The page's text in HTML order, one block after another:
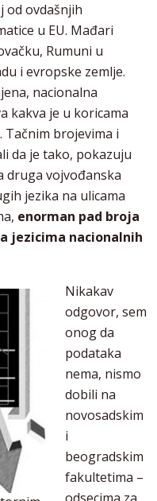
od ovdašnjih
u EU. Mađari
Rumuni u
i evropske zemlje.
nacionalna
kakva je u koricama
Tačnim brojevima i
da je tako, pokazuju
druga vojvođanska
jezika na ulicama
enorman pad broja
jezicima nacionalnih
Nikakav
odgovor, sem
onog da
podataka
nema, nismo
dobili na
novosadskim
i
beogradskim
fakultetima –